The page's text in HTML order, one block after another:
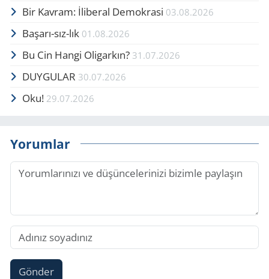
Bir Kavram: İliberal Demokrasi 03.08.2026
Başarı-sız-lık 01.08.2026
Bu Cin Hangi Oligarkın? 31.07.2026
DUYGULAR 30.07.2026
Oku! 29.07.2026
Yorumlar
Gönder